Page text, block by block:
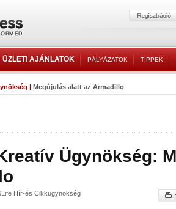
ÜZLETI AJÁNLATOK PÁLYÁZATOK TIPPEK
| Megújulás alatt az Armadillo
Ügynökség:
Hír-és Cikkügynökség